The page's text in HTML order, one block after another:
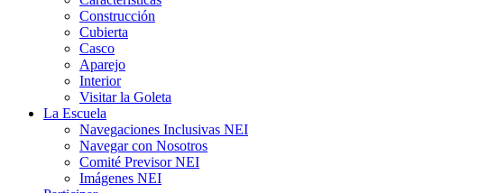
Construcción
Cubierta
Casco
Aparejo
Interior
Visitar la Goleta
La Escuela
Navegaciones Inclusivas NEI
Navegar con Nosotros
Comité Previsor NEI
Imágenes NEI